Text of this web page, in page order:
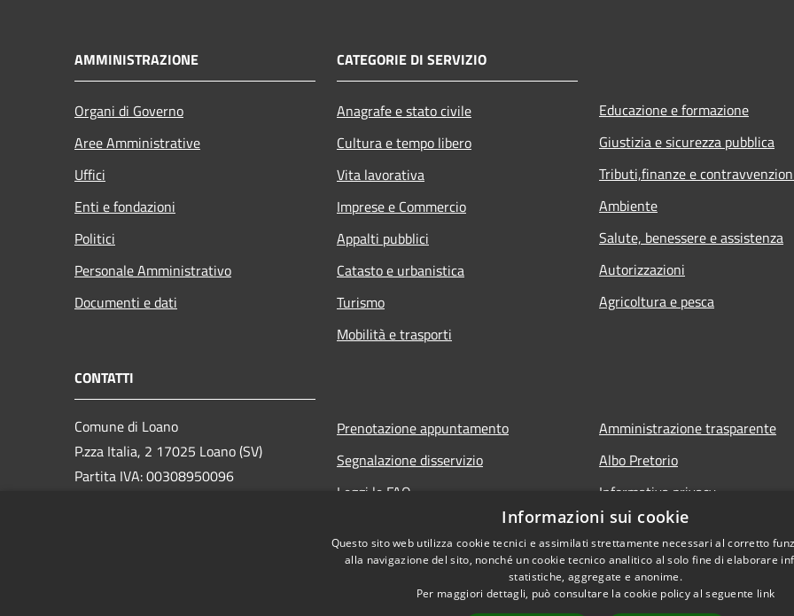
AMMINISTRAZIONE
Organi di Governo
Aree Amministrative
Uffici
Enti e fondazioni
Politici
Personale Amministrativo
Documenti e dati
CATEGORIE DI SERVIZIO
Anagrafe e stato civile
Cultura e tempo libero
Vita lavorativa
Imprese e Commercio
Appalti pubblici
Catasto e urbanistica
Turismo
Mobilità e trasporti
Educazione e formazione
Giustizia e sicurezza pubblica
Tributi,finanze e
Ambiente
Salute, benessere e assistenza
Autorizzazioni
Agricoltura e pesca
CONTATTI
Comune di Loano
P.zza Italia, 2 17025 Loano (SV)
Partita IVA: 00308950096
Prenotazione appuntamento
Segnalazione disservizio
Leggi le FAQ
Amministrazione trasparente
Albo Pretorio
Informativa privacy
Note legali
Dichiarazione di accessibilità
Informazioni sui cookie
Questo sito web utilizza cookie tecnici e assimilati strettamente necessari al corretto
alla navigazione del sito, nonché un cookie tecnico analitico al solo fine di elaborare
statistiche, aggregate e anonime.
Per maggiori dettagli, può consultare la cookie policy al seguente link